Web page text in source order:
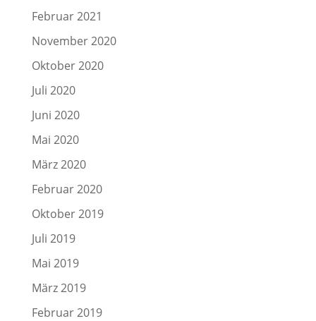
Februar 2021
November 2020
Oktober 2020
Juli 2020
Juni 2020
Mai 2020
März 2020
Februar 2020
Oktober 2019
Juli 2019
Mai 2019
März 2019
Februar 2019